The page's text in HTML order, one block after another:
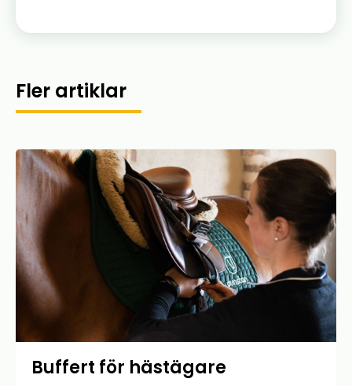
Fler artiklar
Buffert för hästägare